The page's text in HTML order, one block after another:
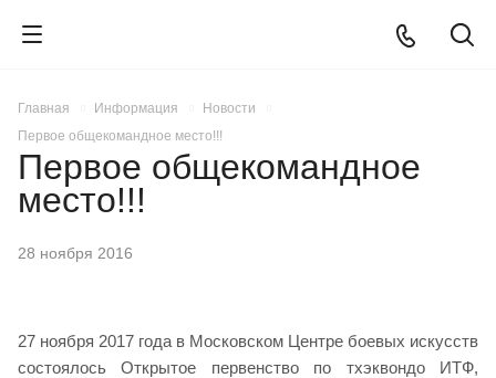
Главная Информация
Новости
Первое общекомандное место!!!
Первое общекомандное
место!!!
28 ноября 2016
27 ноября 2017 года в Московском Центре боевых искусств
состоялось Открытое первенство по тхэквондо ИТФ,